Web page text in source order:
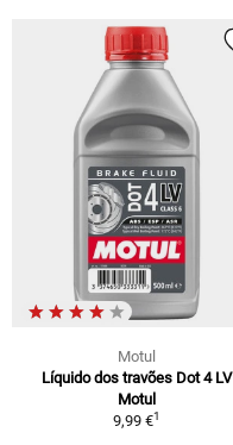
Motul
Líquido dos travões Dot 4 LV
Motul
9,99 €1